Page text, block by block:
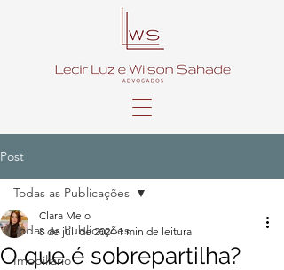
Post
Todas as Publicações
Imobiliário
Todas as Publicações
O que é sobrepartilha?
Clara Melo
8 de jul. de 2024 1 min de leitura